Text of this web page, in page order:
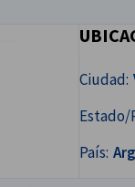
Ciudad:
Estado/
País: